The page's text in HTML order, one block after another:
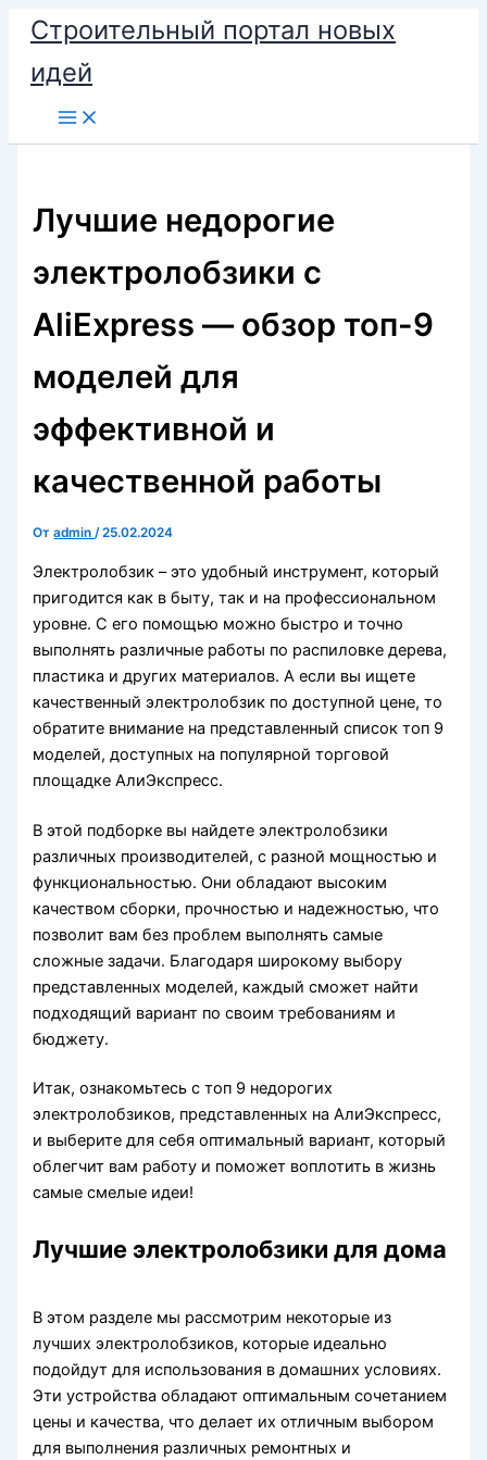
Перейти
содержимому
Строительный портал новых
идей
Лучшие недорогие
электролобзики с
AliExpress — обзор топ-9
моделей для
эффективной и
качественной работы
Отadmin/25.02.2024
Электролобзик – это удобный инструмент, который
пригодится как в быту, так и на профессиональном
уровне. С его помощью можно быстро и точно
выполнять различные работы по распиловке дерева,
пластика и других материалов. А если вы ищете
качественный электролобзик по доступной цене, то
обратите внимание на представленный список топ 9
моделей, доступных на популярной торговой
площадке АлиЭкспресс.
В этой подборке вы найдете электролобзики
различных производителей, с разной мощностью и
функциональностью. Они обладают высоким
качеством сборки, прочностью и надежностью, что
позволит вам без проблем выполнять самые
сложные задачи. Благодаря широкому выбору
представленных моделей, каждый сможет найти
подходящий вариант по своим требованиям и
бюджету.
Итак, ознакомьтесь с топ 9 недорогих
электролобзиков, представленных на АлиЭкспресс,
и выберите для себя оптимальный вариант, который
облегчит вам работу и поможет воплотить в жизнь
самые смелые идеи!
Лучшие электролобзики для дома
В этом разделе мы рассмотрим некоторые из
лучших электролобзиков, которые идеально
подойдут для использования в домашних условиях.
Эти устройства обладают оптимальным сочетанием
цены и качества, что делает их отличным выбором
для выполнения различных ремонтных и